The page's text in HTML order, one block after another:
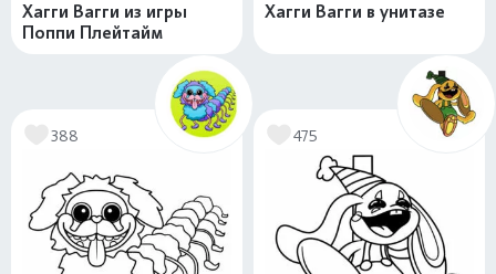
Хагги Вагги из игры
Поппи Плейтайм
Хагги Вагги в унитазе
388 475